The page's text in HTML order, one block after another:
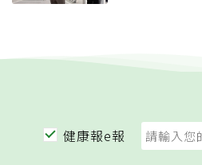
健康報e報